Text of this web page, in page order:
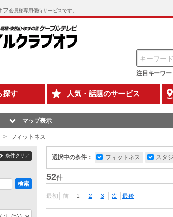
フ会員様専用優待サービスです。
注目キーワー
探す 人気・話題のサービス
マップ表示
フィットネス
選択中の条件： フィットネス スタ
52件
最初 前 1 2 3 次 最後
条件クリア
検索